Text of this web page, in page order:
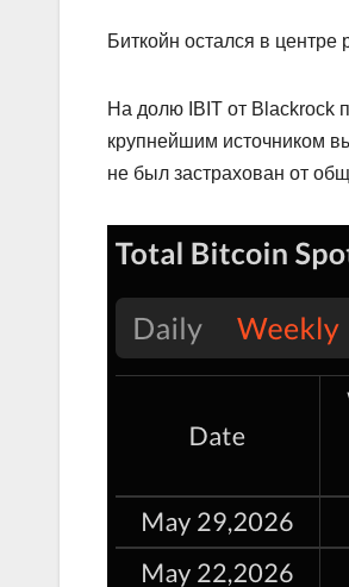
Биткойн остался в центре
На долю IBIT от Blackrock
крупнейшим источником
не был застрахован от